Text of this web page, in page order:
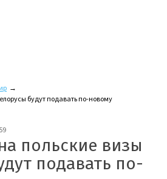
→
будут подавать по-новому
польские визы
подавать по-